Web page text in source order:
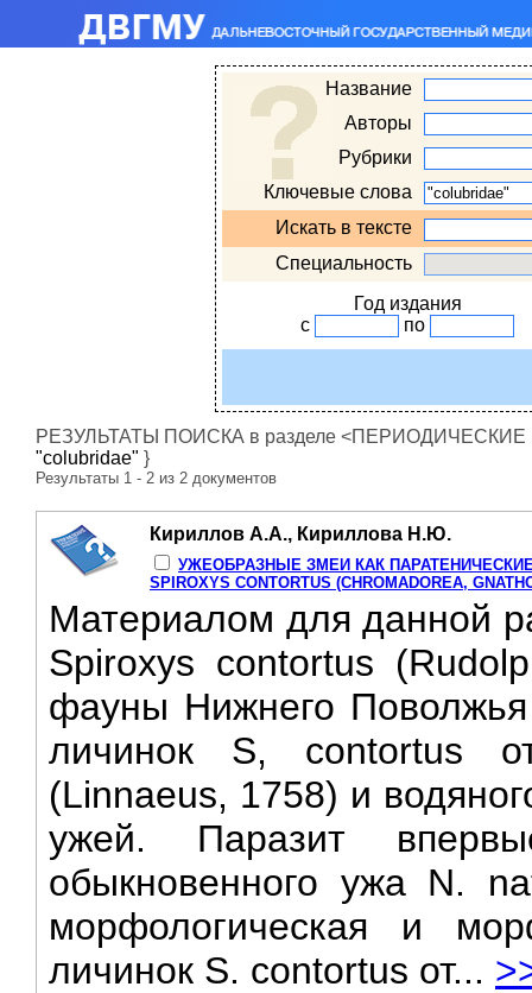
Название
Авторы
Рубрики
Ключевые слова
Искать в тексте
Специальность
Год издания
с
по
РЕЗУЛЬТАТЫ ПОИСКА в разделе <ПЕРИОДИЧЕСКИЕ
"colubridae" }
Результаты 1 - 2 из 2 документов
Кириллов А.А., Кириллова Н.Ю.
УЖЕОБРАЗНЫЕ ЗМЕИ КАК
SPIROXYS CONTORTUS (CHROMADOREA,
Материалом для данной
Spiroxys contortus
фауны Нижнего Поволжья
личинок S, contortus
(Linnaeus, 1758) и
ужей. Паразит
обыкновенного ужа N.
морфологическая и
личинок S. contortus от...